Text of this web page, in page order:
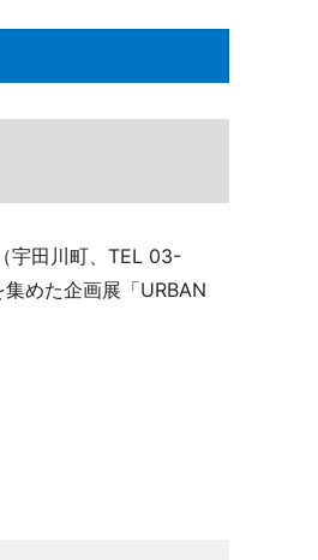
宇田川町、TEL 03-
めた企画展「URBAN